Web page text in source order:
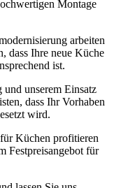
Montage
arbeiten
dass Ihre neue Küche
ist.
unserem Einsatz
dass Ihr Vorhaben
wird.
für Küchen profitieren
Festpreisangebot für